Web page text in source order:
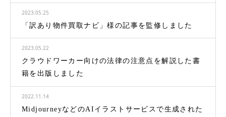
2023.05.25
「訳あり物件買取ナビ」様の記事を監修しました
2023.05.22
クラウドワーカー向けの法律の注意点を解説した書
籍を出版しました
2022.11.14
MidjourneyなどのAIイラストサービスで生成された